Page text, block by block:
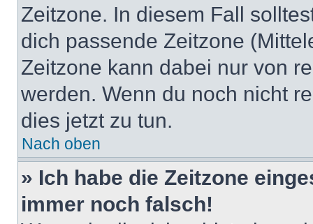
Zeitzone. In diesem Fall
dich passende Zeitzone
Zeitzone kann dabei nur von
werden. Wenn du noch nicht
dies jetzt zu tun.
Nach oben
» Ich habe die Zeitzone
immer noch falsch!